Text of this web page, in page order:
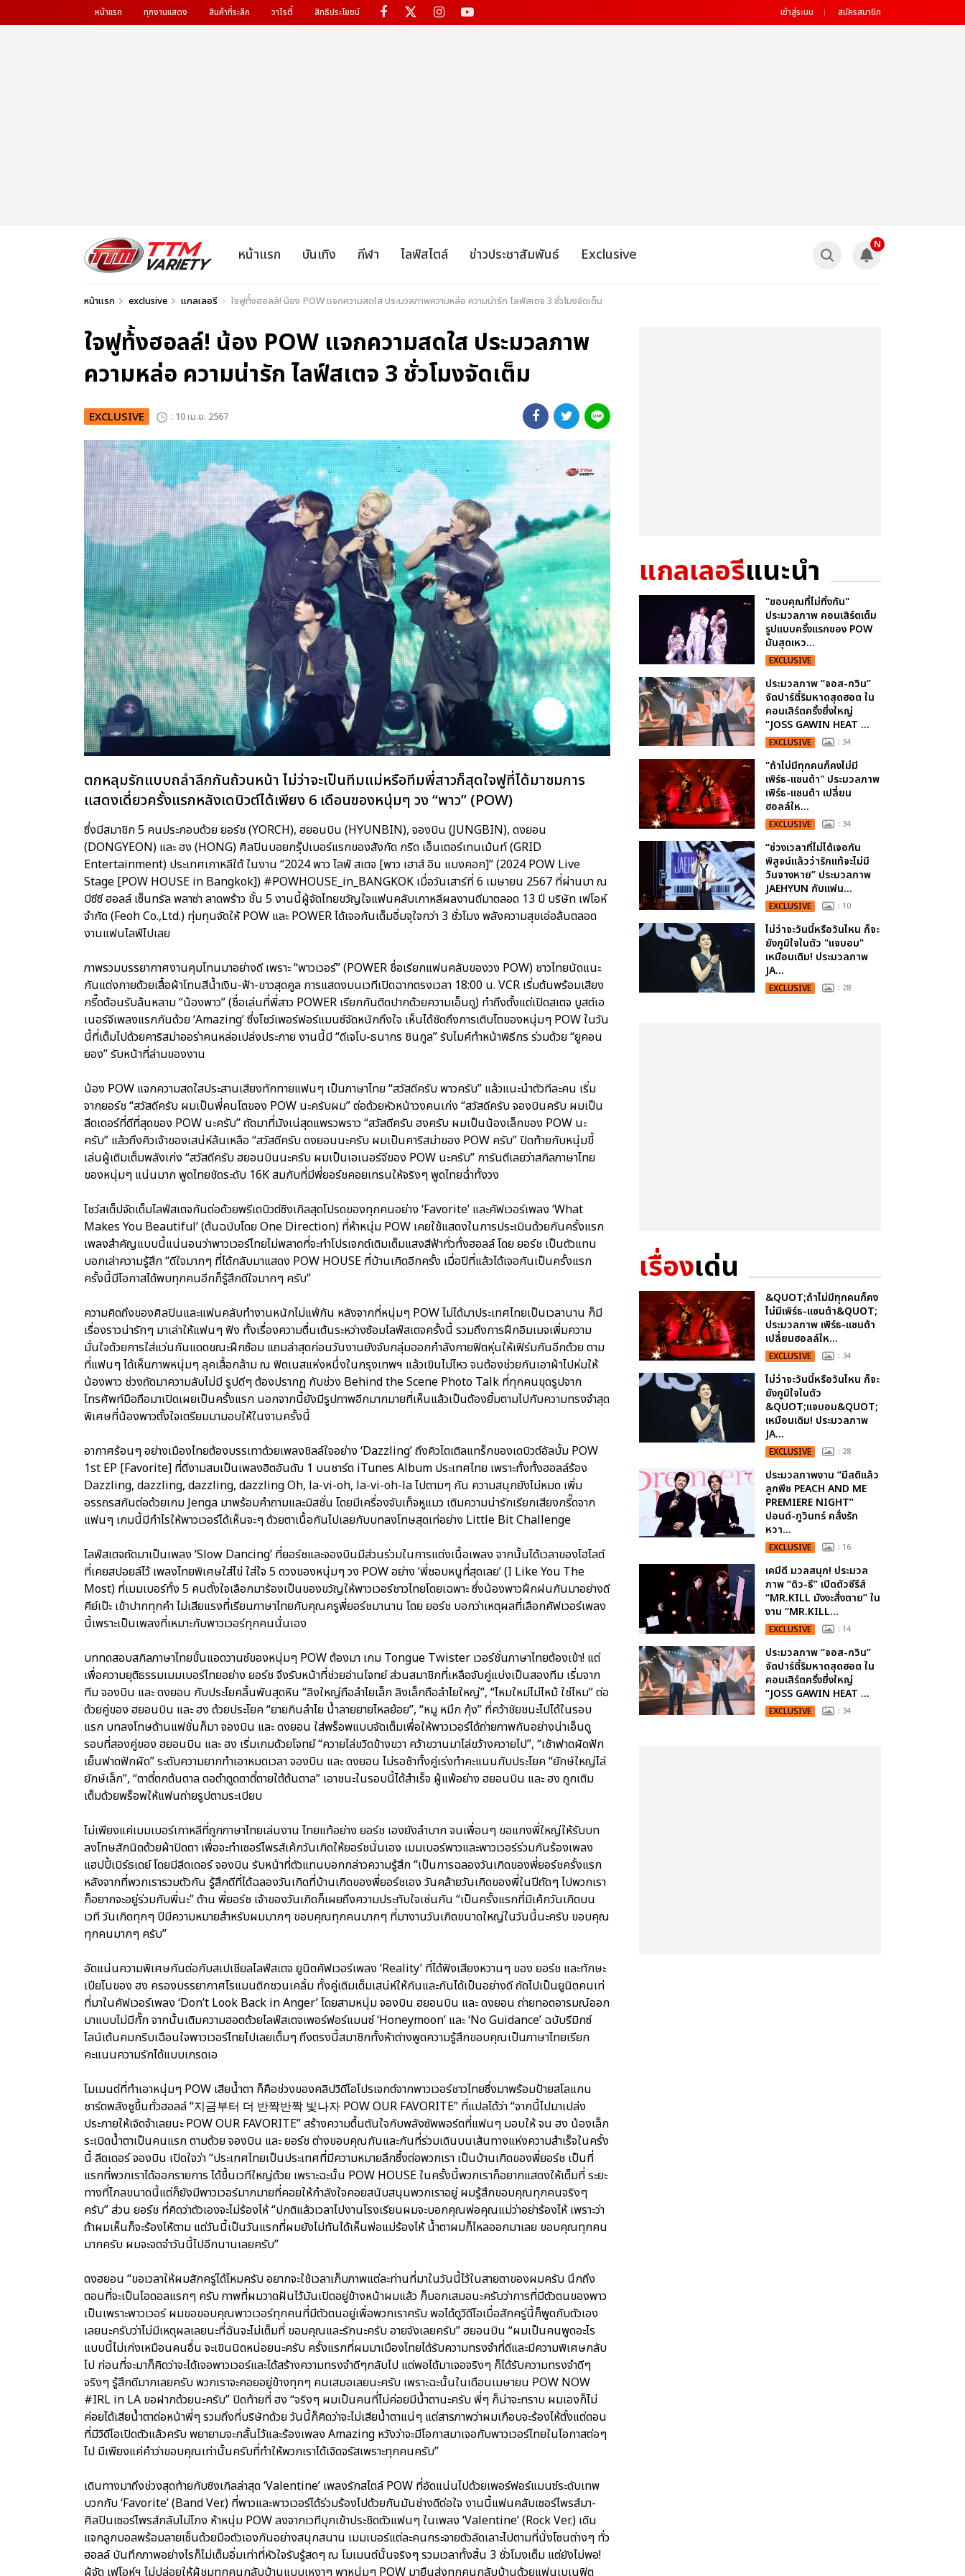
หน้าแรก ทุกงานแสดง สินค้าที่ระลึก วาไรตี้ สิทธิประโยชน์ เข้าสู่ระบบ สมัครสมาชิก
หน้าแรก บันเทิง กีฬา ไลฟ์สไตล์ ข่าวประชาสัมพันธ์ Exclusive
N
หน้าแรก exclusive แกลเลอรี ใจฟูท้้งฮอลล์! น้อง POW แจกความสดใส ประมวลภาพความหล่อ ความน่ารัก ไลฟ์สเตจ 3 ชั่วโมงจัดเต็ม
ใจฟูท้้งฮอลล์! น้อง POW แจกความสดใส ประมวลภาพ
ความหล่อ ความน่ารัก ไลฟ์สเตจ 3 ชั่วโมงจัดเต็ม
EXCLUSIVE : 10 เม.ย. 2567
ตกหลุมรักแบบถลำลึกกันถ้วนหน้า ไม่ว่าจะเป็นทีมแม่หรือทีมพี่สาวก็สุดใจฟูที่ได้มาชมการ
แสดงเดี่ยวครั้งแรกหลังเดบิวต์ได้เพียง 6 เดือนของหนุ่มๆ วง “พาว” (POW)
ซึ่งมีสมาชิก 5 คนประกอบด้วย ยอร์ช (YORCH), ฮยอนบิน (HYUNBIN), จองบิน (JUNGBIN), ดงยอน
(DONGYEON) และ ฮง (HONG) ศิลปินบอยกรุ๊ปเบอร์แรกของสังกัด กริด เอ็นเตอร์เทนเม้นท์ (GRID
Entertainment) ประเทศเกาหลีใต้ ในงาน “2024 พาว ไลฟ์ สเตจ [พาว เฮาส์ อิน แบงคอก]” (2024 POW Live
Stage [POW HOUSE in Bangkok]) #POWHOUSE_in_BANGKOK เมื่อวันเสาร์ที่ 6 เมษายน 2567 ที่ผ่านมา ณ
บีซีซี ฮอลล์ เซ็นทรัล พลาซ่า ลาดพร้าว ชั้น 5 งานนี้ผู้จัดไทยขวัญใจแฟนคลับเกาหลีผลงานดีมาตลอด 13 ปี บริษัท เฟโอห์
จำกัด (Feoh Co.,Ltd.) ทุ่มทุนจัดให้ POW และ POWER ได้เจอกันเต็มอิ่มจุใจกว่า 3 ชั่วโมง พลังความสุขเอ่อล้นตลอด
งานแฟนไลฟ์ไปเลย
ภาพรวมบรรยากาศงานคุมโทนมาอย่างดี เพราะ “พาวเวอร์” (POWER ชื่อเรียกแฟนคลับของวง POW) ชาวไทยนัดแนะ
กันแต่งกายด้วยเสื้อผ้าโทนสีน้ำเงิน-ฟ้า-ขาวสุดคูล การแสดงบนเวทีเปิดฉากตรงเวลา 18:00 น. VCR เริ่มต้นพร้อมเสียง
กรี๊ดต้อนรับล้นหลาม “น้องพาว” (ชื่อเล่นที่พี่สาว POWER เรียกกันติดปากด้วยความเอ็นดู) ทำถึงตั้งแต่เปิดสเตจ บูสต์เอ
เนอร์จีเพลงแรกกันด้วย ‘Amazing’ ซึ่งโชว์เพอร์ฟอร์แมนซ์จัดหนักถึงใจ เห็นได้ชัดถึงการเติบโตของหนุ่มๆ POW ในวัน
นี้ที่เต็มไปด้วยคาริสม่าออร่าคนหล่อเปล่งประกาย งานนี้มี “ดีเจโบ-ธนากร ชินกูล” รับไมค์ทำหน้าพิธีกร ร่วมด้วย “ยูคอน
ยอง” รับหน้าที่ล่ามของงาน
น้อง POW แจกความสดใสประสานเสียงทักทายแฟนๆ เป็นภาษาไทย “สวัสดีครับ พาวครับ” แล้วแนะนำตัวทีละคน เริ่ม
จากยอร์ช “สวัสดีครับ ผมเป็นพี่คนโตของ POW นะครับผม” ต่อด้วยหัวหน้าวงคนเก่ง “สวัสดีครับ จองบินครับ ผมเป็น
ลีดเดอร์ที่ดีที่สุดของ POW นะครับ” ถัดมาที่มังเน่สุดแพรวพราว “สวัสดีครับ ฮงครับ ผมเป็นน้องเล็กของ POW นะ
ครับ” แล้วถึงคิวเจ้าของเสน่ห์ล้นเหลือ “สวัสดีครับ ดงยอนนะครับ ผมเป็นคาริสม่าของ POW ครับ” ปิดท้ายกับหนุ่มขี้
เล่นผู้เติมเต็มพลังเก่ง “สวัสดีครับ ฮยอนบินนะครับ ผมเป็นเอเนอร์จีของ POW นะครับ” การันตีเลยว่าสกิลภาษาไทย
ของหนุ่มๆ แน่นมาก พูดไทยชัดระดับ 16K สมกับที่มีพี่ยอร์ชคอยเทรนให้จริงๆ พูดไทยฉ่ำทั้งวง
โชว์สเต็ปจัดเต็มไลฟ์สเตจกันต่อด้วยพรีเดบิวต์ซิงเกิลสุดโปรดของทุกคนอย่าง ‘Favorite’ และคัฟเวอร์เพลง ‘What
Makes You Beautiful’ (ต้นฉบับโดย One Direction) ที่ห้าหนุ่ม POW เคยใช้แสดงในการประเมินด้วยกันครั้งแรก
เพลงสำคัญแบบนี้แน่นอนว่าพาวเวอร์ไทยไม่พลาดที่จะทำโปรเจกต์เติมเต็มแสงสีฟ้าทั่วทั้งฮอลล์ โดย ยอร์ช เป็นตัวแทน
บอกเล่าความรู้สึก “ดีใจมากๆ ที่ได้กลับมาแสดง POW HOUSE ที่บ้านเกิดอีกครั้ง เมื่อปีที่แล้วได้เจอกันเป็นครั้งแรก
ครั้งนี้มีโอกาสได้พบทุกคนอีกก็รู้สึกดีใจมากๆ ครับ”
ความคิดถึงของศิลปินและแฟนคลับทำงานหนักไม่แพ้กัน หลังจากที่หนุ่มๆ POW ไม่ได้มาประเทศไทยเป็นเวลานาน ก็มี
เรื่องราวน่ารักๆ มาเล่าให้แฟนๆ ฟัง ทั้งเรื่องความตื่นเต้นระหว่างซ้อมไลฟ์สเตจครั้งนี้ รวมถึงการฝึกอิมเมจเพิ่มความ
มั่นใจด้วยการใส่แว่นกันแดดขณะฝึกซ้อม แถมล่าสุดก่อนวันงานยังจับกลุ่มออกกำลังกายฟิตหุ่นให้เฟิร์มกันอีกด้วย ตาม
ที่แฟนๆ ได้เห็นภาพหนุ่มๆ ลุคเสื้อกล้าม ณ ฟิตเนสแห่งหนึ่งในกรุงเทพฯ แล้วเขินไม่ไหว จนต้องช่วยกันเอาผ้าไปห่มให้
น้องพาว ช่วงถัดมาความลับไม่มี รูปดีๆ ต้องปรากฏ กับช่วง Behind the Scene Photo Talk ที่ทุกคนขุดรูปจาก
โทรศัพท์มือถือมาเปิดเผยเป็นครั้งแรก นอกจากนี้ยังมีรูปภาพอีกมากมายที่เห็นแล้วเป็นต้องยิ้มตามไปกับความทรงจำสุด
พิเศษที่น้องพาวตั้งใจเตรียมมามอบให้ในงานครั้งนี้
อากาศร้อนๆ อย่างเมืองไทยต้องบรรเทาด้วยเพลงชิลล์ใจอย่าง ‘Dazzling’ ถึงคิวไตเติลแทร็กของเดบิวต์อัลบั้ม POW
1st EP [Favorite] ที่ดีงามสมเป็นเพลงฮิตอันดับ 1 บนชาร์ต iTunes Album ประเทศไทย เพราะทั้งทั้งฮอลล์ร้อง
Dazzling, dazzling, dazzling, dazzling Oh, la-vi-oh, la-vi-oh-la ไปตามๆ กัน ความสนุกยังไม่หมด เพิ่ม
อรรถรสกันต่อด้วยเกม Jenga มาพร้อมคำถามและมิสชั่น โดยมีเครื่องจับเท็จหูแมว เติมความน่ารักเรียกเสียงกรี๊ดจาก
แฟนๆ เกมนี้มีกำไรให้พาวเวอร์ได้เห็นจะๆ ด้วยตาเนื้อกันไปเลยกับบทลงโทษสุดเท่อย่าง Little Bit Challenge
ไลฟ์สเตจถัดมาเป็นเพลง ‘Slow Dancing’ ที่ยอร์ชและจองบินมีส่วนร่วมในการแต่งเนื้อเพลง จากนั้นได้เวลาของไฮไลต์
ที่เคยสปอยล์ไว้ เพลงไทยพิเศษใส่ไข่ ใส่ใจ 5 ดวงของหนุ่มๆ วง POW อย่าง ‘พี่ชอบหนูที่สุดเลย’ (I Like You The
Most) ที่เมมเบอร์ทั้ง 5 คนตั้งใจเลือกมาร้องเป็นของขวัญให้พาวเวอร์ชาวไทยโดยเฉพาะ ซึ่งน้องพาวฝึกฝนกันมาอย่างดี
คีย์เป๊ะ เข้าปากทุกคำ ไม่เสียแรงที่เรียนภาษาไทยกับคุณครูพี่ยอร์ชมานาน โดย ยอร์ช บอกว่าเหตุผลที่เลือกคัฟเวอร์เพลง
นี้เพราะเป็นเพลงที่เหมาะกับพาวเวอร์ทุกคนนั่นเอง
บททดสอบสกิลภาษาไทยขั้นแอดวานซ์ของหนุ่มๆ POW ต้องมา เกม Tongue Twister เวอร์ชั่นภาษาไทยต้องเข้า! แต่
เพื่อความยุติธรรมเมมเบอร์ไทยอย่าง ยอร์ช จึงรับหน้าที่ช่วยอ่านโจทย์ ส่วนสมาชิกที่เหลือจับคู่แบ่งเป็นสองทีม เริ่มจาก
ทีม จองบิน และ ดงยอน กับประโยคลิ้นพันสุดหิน “ลิงใหญ่ถือลำไยเล็ก ลิงเล็กถือลำไยใหญ่”, “ไหมใหม่ไม่ไหม้ ใช่ไหม” ต่อ
ด้วยคู่ของ ฮยอนบิน และ ฮง ด้วยประโยค “ยายกินลำไย น้ำลายยายไหลย้อย”, “หมู หมึก กุ้ง” ที่คว้าชัยชนะไปได้ในรอบ
แรก บทลงโทษด้านแฟชั่นก็มา จองบิน และ ดงยอน ใส่พร็อพแบบจัดเต็มเพื่อให้พาวเวอร์ได้ถ่ายภาพกันอย่างน่าเอ็นดู
รอบที่สองคู่ของ ฮยอนบิน และ ฮง เริ่มเกมด้วยโจทย์ “ควายไล่ขวิดข้างขวา คว้าขวานมาไล่ขว้างควายไป”, “เช้าฟาดผัดฟัก
เย็นฟาดฟักผัด” ระดับความยากทำเอาหมดเวลา จองบิน และ ดงยอน ไม่รอช้าทั้งคู่เร่งทำคะแนนกับประโยค “ยักษ์ใหญ่ไล่
ยักษ์เล็ก”, “ตาตี๋ตกต้นตาล ตอตำตูดตาตี๋ตายใต้ต้นตาล” เอาชนะในรอบนี้ได้สำเร็จ ผู้แพ้อย่าง ฮยอนบิน และ ฮง ถูกเติม
เต็มด้วยพร็อพให้แฟนถ่ายรูปตามระเบียบ
ไม่เพียงแค่เมมเบอร์เกาหลีที่ถูกภาษาไทยเล่นงาน ไทยแท้อย่าง ยอร์ช เองยังลำบาก จนเพื่อนๆ ขอแกงพี่ใหญ่ให้รับบท
ลงโทษสักนิดด้วยผ้าปิดตา เพื่อจะทำเซอร์ไพรส์เค้กวันเกิดให้ยอร์ชนั่นเอง เมมเบอร์พาวและพาวเวอร์ร่วมกันร้องเพลง
แฮปปี้เบิร์ธเดย์ โดยมีลีดเดอร์ จองบิน รับหน้าที่ตัวแทนบอกกล่าวความรู้สึก “เป็นการฉลองวันเกิดของพี่ยอร์ชครั้งแรก
หลังจากที่พวกเรารวมตัวกัน รู้สึกดีที่ได้ฉลองวันเกิดที่บ้านเกิดของพี่ยอร์ชเอง วันคล้ายวันเกิดของพี่ในปีถัดๆ ไปพวกเรา
ก็อยากจะอยู่ร่วมกับพี่นะ” ด้าน พี่ยอร์ช เจ้าของวันเกิดก็เผยถึงความประทับใจเช่นกัน “เป็นครั้งแรกที่มีเค้กวันเกิดบน
เวที วันเกิดทุกๆ ปีมีความหมายสำหรับผมมากๆ ขอบคุณทุกคนมากๆ ที่มางานวันเกิดขนาดใหญ่ในวันนี้นะครับ ขอบคุณ
ทุกคนมากๆ ครับ”
อัดแน่นความพิเศษกันต่อกับสเปเชียลไลฟ์สเตจ ยูนิตคัฟเวอร์เพลง ‘Reality’ ที่ได้ฟังเสียงหวานๆ ของ ยอร์ช และทักษะ
เปียโนของ ฮง ครองบรรยากาศโรแมนติกชวนเคลิ้ม ทั้งคู่เติมเต็มเสน่ห์ให้กันและกันได้เป็นอย่างดี ถัดไปเป็นยูนิตคนเท่
ที่มาในคัฟเวอร์เพลง ‘Don’t Look Back in Anger’ โดยสามหนุ่ม จองบิน ฮยอนบิน และ ดงยอน ถ่ายทอดอารมณ์ออก
มาแบบไม่มีกั๊ก จากนั้นเติมความฮอตด้วยไลฟ์สเตจเพอร์ฟอร์แมนซ์ ‘Honeymoon’ และ ‘No Guidance’ ฉบับรีมิกซ์
ไลน์เต้นคมกริบเฉือนใจพาวเวอร์ไทยไปเลยเต็มๆ ถึงตรงนี้สมาชิกทั้งห้าต่างพูดความรู้สึกขอบคุณเป็นภาษาไทยเรียก
คะแนนความรักได้แบบเกรดเอ
โมเมนต์ที่ทำเอาหนุ่มๆ POW เสียน้ำตา ก็คือช่วงของคลิปวิดีโอโปรเจกต์จากพาวเวอร์ชาวไทยซึ่งมาพร้อมป้ายสโลแกน
ชาร์ตพลังชูขึ้นทั่วฮอลล์ “지금부터 더 반짝반짝 빛나자 POW OUR FAVORITE” ที่แปลได้ว่า “จากนี้ไปมาเปล่ง
ประกายให้เจิดจ้าเลยนะ POW OUR FAVORITE” สร้างความตื้นตันใจกับพลังซัพพอร์ตที่แฟนๆ มอบให้ จน ฮง น้องเล็ก
ระเบิดน้ำตาเป็นคนแรก ตามด้วย จองบิน และ ยอร์ช ต่างขอบคุณกันและกันที่ร่วมเดินบนเส้นทางแห่งความสำเร็จในครั้ง
นี้ ลีดเดอร์ จองบิน เปิดใจว่า “ประเทศไทยเป็นประเทศที่มีความหมายลึกซึ้งต่อพวกเรา เป็นบ้านเกิดของพี่ยอร์ช เป็นที่
แรกที่พวกเราได้ออกรายการ ได้ขึ้นเวทีใหญ่ด้วย เพราะฉะนั้น POW HOUSE ในครั้งนี้พวกเราก็อยากแสดงให้เต็มที่ ระยะ
ทางที่ไกลขนาดนี้แต่ก็ยังมีพาวเวอร์มากมายที่คอยให้กำลังใจคอยสนับสนุนพวกเราอยู่ ผมรู้สึกขอบคุณทุกคนจริงๆ
ครับ” ส่วน ยอร์ช ที่คิดว่าตัวเองจะไม่ร้องไห้ “ปกติแล้วเวลาไปงานโรงเรียนผมจะบอกคุณพ่อคุณแม่ว่าอย่าร้องไห้ เพราะว่า
ถ้าผมเห็นก็จะร้องไห้ตาม แต่วันนี้เป็นวันแรกที่ผมยังไม่ทันได้เห็นพ่อแม่ร้องไห้ น้ำตาผมก็ไหลออกมาเลย ขอบคุณทุกคน
มากครับ ผมจะจดจำวันนี้ไปอีกนานเลยครับ”
ดงฮยอน “ขอเวลาให้ผมสักครู่ได้ไหมครับ อยากจะใช้เวลาเก็บภาพแต่ละท่านที่มาในวันนี้ไว้ในสายตาของผมครับ นึกถึง
ตอนที่จะเป็นไอดอลแรกๆ ครับ ภาพที่ผมวาดฝันไว้มันเปิดอยู่ข้างหน้าผมแล้ว ก็บอกเสมอนะครับว่าการที่มีตัวตนของพาว
เป็นเพราะพาวเวอร์ ผมขอขอบคุณพาวเวอร์ทุกคนที่มีตัวตนอยู่เพื่อพวกเราครับ พอได้ดูวิดีโอเมื่อสักครู่นี้ก็พูดกับตัวเอง
เลยนะครับว่าไม่มีเหตุผลเลยนะที่ฉันจะไม่เต็มที่ ขอบคุณและรักนะครับ อายจังเลยครับ” ฮยอนบิน “ผมเป็นคนพูดอะไร
แบบนี้ไม่เก่งเหมือนคนอื่น จะเขินนิดหน่อยนะครับ ครั้งแรกที่ผมมาเมืองไทยได้รับความทรงจำที่ดีและมีความพิเศษกลับ
ไป ก่อนที่จะมาก็คิดว่าจะได้เจอพาวเวอร์และได้สร้างความทรงจำดีๆกลับไป แต่พอได้มาเจอจริงๆ ก็ได้รับความทรงจำดีๆ
จริงๆ รู้สึกดีมากเลยครับ พวกเราจะคอยอยู่ข้างทุกๆ คนเสมอเลยนะครับ เพราะฉะนั้นในเดือนเมษายน POW NOW
#IRL in LA ขอฝากด้วยนะครับ” ปิดท้ายที่ ฮง “จริงๆ ผมเป็นคนที่ไม่ค่อยมีน้ำตานะครับ พี่ๆ ก็น่าจะทราบ ผมเองก็ไม่
ค่อยได้เสียน้ำตาต่อหน้าพี่ๆ รวมถึงที่บริษัทด้วย วันนี้ก็คิดว่าจะไม่เสียน้ำตาแน่ๆ แต่สารภาพว่าผมเกือบจะร้องไห้ตั้งแต่ตอน
ที่มีวิดีโอเปิดตัวแล้วครับ พยายามจะกลั้นไว้และร้องเพลง Amazing หวังว่าจะมีโอกาสมาเจอกับพาวเวอร์ไทยในโอกาสต่อๆ
ไป มีเพียงแค่คำว่าขอบคุณเท่านั้นครับที่ทำให้พวกเราได้เจิดจรัสเพราะทุกคนครับ”
เดินทางมาถึงช่วงสุดท้ายกับซิงเกิลล่าสุด ‘Valentine’ เพลงรักสไตล์ POW ที่อัดแน่นไปด้วยเพอร์ฟอร์แมนซ์ระดับเทพ
บวกกับ ‘Favorite’ (Band Ver.) ที่พาวและพาวเวอร์ได้ร่วมร้องไปด้วยกันมันช่างดีต่อใจ งานนี้แฟนคลับเซอร์ไพรส์มา-
ศิลปินเซอร์ไพรส์กลับไม่โกง ห้าหนุ่ม POW ลงจากเวทีบุกเข้าประชิดตัวแฟนๆ ในเพลง ‘Valentine’ (Rock Ver.) เดิน
แจกลูกบอลพร้อมลายเซ็นด้วยมือตัวเองกันอย่างสนุกสนาน เมมเบอร์แต่ละคนกระจายตัวลัดเลาะไปตามที่นั่งโซนต่างๆ ทั่ว
ฮอลล์ บันทึกภาพอย่างไรก็ไม่เต็มอิ่มเท่าที่หัวใจรับรู้สดๆ ณ โมเมนต์นั้นจริงๆ รวมเวลาทั้งสิ้น 3 ชั่วโมงเต็ม แต่ยังไม่พอ!
ผู้จัด เฟโอห์ฯ ไม่ปล่อยให้ผู้ชมทุกคนกลับบ้านแบบเหงาๆ พาหนุ่มๆ POW มายืนส่งทุกคนกลับบ้านด้วยแฟนเบเนฟิต
แกลเลอรีแนะนำ
"ขอบคุณที่ไม่ทิ้งกัน"
ประมวลภาพ คอนเสิร์ตเต็ม
รูปแบบครั้งแรกของ POW
มันสุดเหว...
EXCLUSIVE
ประมวลภาพ “จอส-กวิน”
จัดปาร์ตี้ริมหาดสุดฮอต ใน
คอนเสิร์ตครั้งยิ่งใหญ่
“JOSS GAWIN HEAT ...
EXCLUSIVE : 34
"ถ้าไม่มีทุกคนก็คงไม่มี
เพิร์ธ-แซนต้า" ประมวลภาพ
เพิร์ธ-แซนต้า เปลี่ยน
ฮอลล์ให...
EXCLUSIVE : 34
“ช่วงเวลาที่ไม่ได้เจอกัน
พิสูจน์แล้วว่ารักแท้จะไม่มี
วันจางหาย” ประมวลภาพ
JAEHYUN กับแฟน...
EXCLUSIVE : 10
ไม่ว่าจะวันนี้หรือวันไหน ก็จะ
ยังภูมิใจในตัว "แจบอม"
เหมือนเดิม! ประมวลภาพ
JA...
EXCLUSIVE : 28
เรื่องเด่น
&QUOT;ถ้าไม่มีทุกคนก็คง
ไม่มีเพิร์ธ-แซนต้า&QUOT;
ประมวลภาพ เพิร์ธ-แซนต้า
เปลี่ยนฮอลล์ให...
EXCLUSIVE : 34
ไม่ว่าจะวันนี้หรือวันไหน ก็จะ
ยังภูมิใจในตัว
&QUOT;แจบอม&QUOT;
เหมือนเดิม! ประมวลภาพ
JA...
EXCLUSIVE : 28
ประมวลภาพงาน “มีสติแล้ว
ลูกพีช PEACH AND ME
PREMIERE NIGHT”
ปอนด์-ภูวินทร์ คลั่งรัก
หวา...
EXCLUSIVE : 16
เคมีดี มวลสนุก! ประมวล
ภาพ “ดิว-ธี” เปิดตัวซีรีส์
“MR.KILL มังงะสั่งตาย” ใน
งาน “MR.KILL...
EXCLUSIVE : 14
ประมวลภาพ “จอส-กวิน”
จัดปาร์ตี้ริมหาดสุดฮอต ใน
คอนเสิร์ตครั้งยิ่งใหญ่
“JOSS GAWIN HEAT ...
EXCLUSIVE : 34